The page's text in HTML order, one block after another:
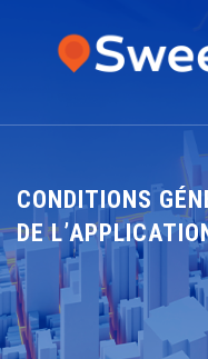
CONDITIONS
DE